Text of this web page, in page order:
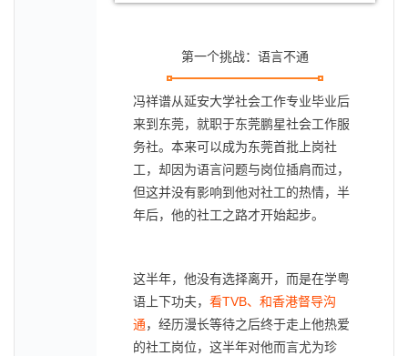
第一个挑战：语言不通
冯祥谱从延安大学社会工作专业毕业后
来到东莞，就职于东莞鹏星社会工作服
务社。本来可以成为东莞首批上岗社
工，却因为语言问题与岗位插肩而过，
但这并没有影响到他对社工的热情，半
年后，他的社工之路才开始起步。
这半年，他没有选择离开，而是在学粤
语上下功夫， 看TVB、和香港督导沟
通，经历漫长等待之后终于走上他热爱
的社工岗位，这半年对他而言尤为珍